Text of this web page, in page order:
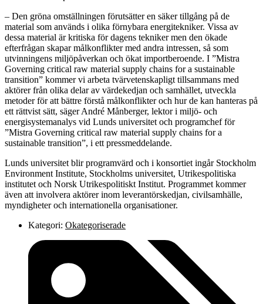
– Den gröna omställningen förutsätter en säker tillgång på de
material som används i olika förnybara energitekniker. Vissa av
dessa material är kritiska för dagens tekniker men den ökade
efterfrågan skapar målkonflikter med andra intressen, så som
utvinningens miljöpåverkan och ökat importberoende. I ”Mistra
Governing critical raw material supply chains for a sustainable
transition” kommer vi arbeta tvärvetenskapligt tillsammans med
aktörer från olika delar av värdekedjan och samhället, utveckla
metoder för att bättre förstå målkonflikter och hur de kan hanteras på
ett rättvist sätt, säger André Månberger, lektor i miljö- och
energisystemanalys vid Lunds universitet och programchef för
”Mistra Governing critical raw material supply chains for a
sustainable transition”, i ett pressmeddelande.
Lunds universitet blir programvärd och i konsortiet ingår Stockholm
Environment Institute, Stockholms universitet, Utrikespolitiska
institutet och Norsk Utrikespolitiskt Institut. Programmet kommer
även att involvera aktörer inom leverantörskedjan, civilsamhälle,
myndigheter och internationella organisationer.
Kategori: Okategoriserade